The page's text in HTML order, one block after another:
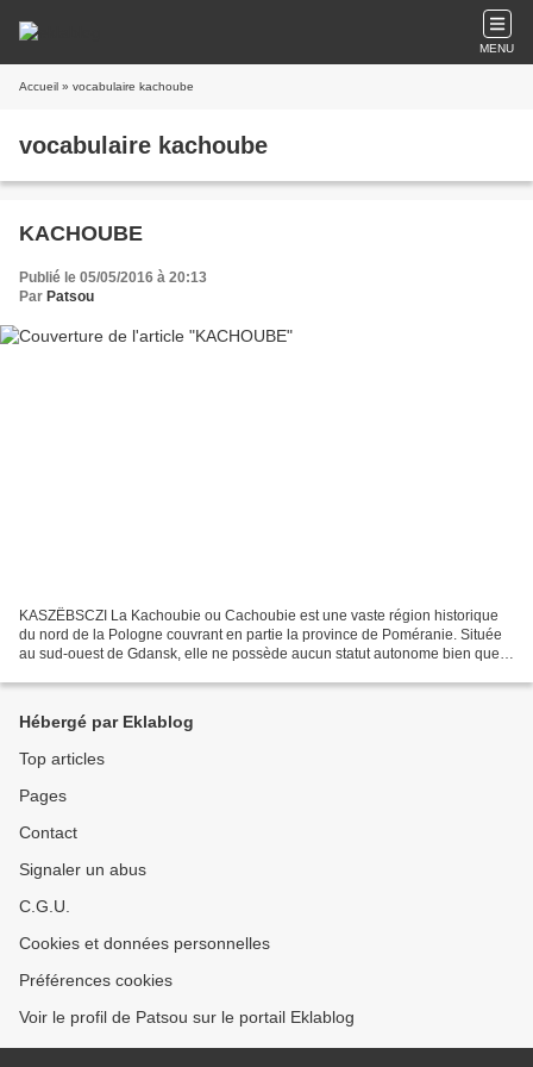
MENU
Accueil » vocabulaire kachoube
vocabulaire kachoube
KACHOUBE
Publié le 05/05/2016 à 20:13
Par Patsou
KASZËBSCZI La Kachoubie ou Cachoubie est une vaste région historique
du nord de la Pologne couvrant en partie la province de Poméranie. Située
au sud-ouest de Gdansk, elle ne possède aucun statut autonome bien que
Hébergé par Eklablog
Top articles
Pages
Contact
Signaler un abus
C.G.U.
Cookies et données personnelles
Préférences cookies
Voir le profil de Patsou sur le portail Eklablog